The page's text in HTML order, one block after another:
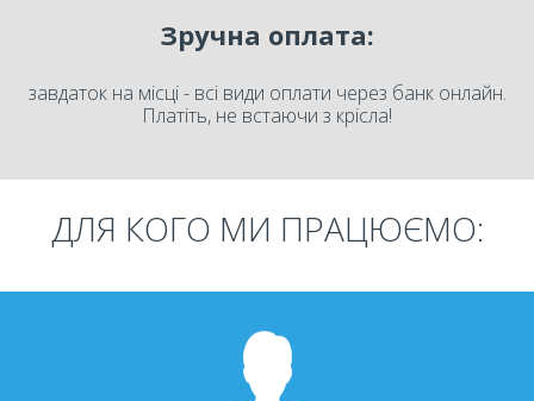
Зручна оплата:
завдаток на місці - всі види оплати через банк онлайн.
Платіть, не встаючи з крісла!
ДЛЯ КОГО МИ ПРАЦЮЄМО: